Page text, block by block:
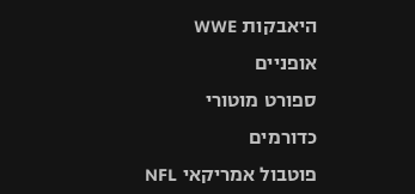
היאבקות WWE
אופניים
ספורט מוטורי
כדורמים
פוטבול אמריקאי NFL